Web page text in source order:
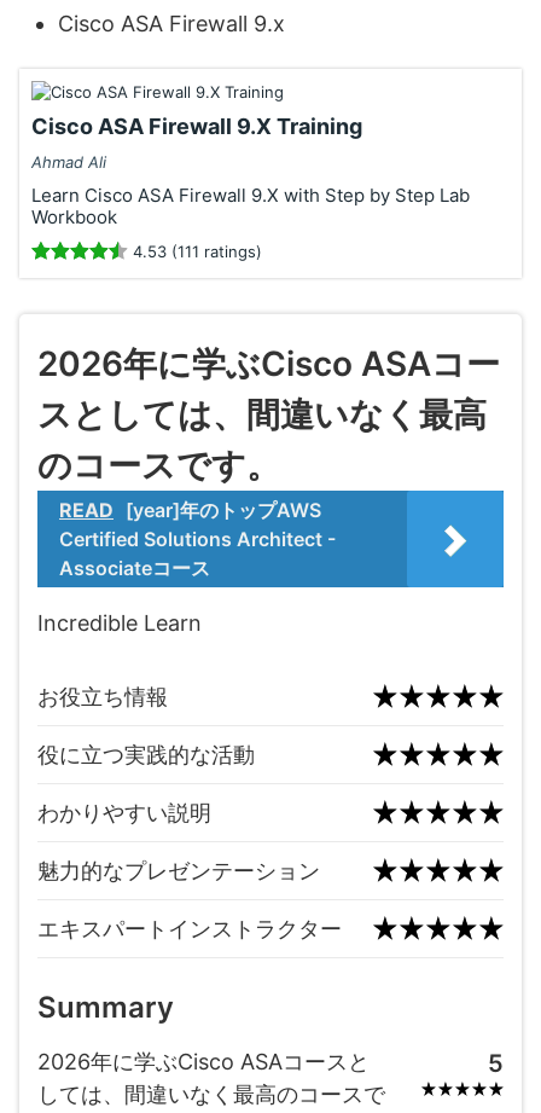
Cisco ASA Firewall 9.x
Cisco ASA Firewall 9.X Training
Ahmad Ali
Learn Cisco ASA Firewall 9.X with Step by Step Lab
Workbook
4.53 (111 ratings)
2026年に学ぶCisco ASAコー
スとしては、間違いなく最高
のコースです。
READ [year]年のトップAWS
Certified Solutions Architect -
Associateコース
Incredible Learn
お役立ち情報
役に立つ実践的な活動
わかりやすい説明
魅力的なプレゼンテーション
エキスパートインストラクター
Summary
2026年に学ぶCisco ASAコースと
しては、間違いなく最高のコースで
5